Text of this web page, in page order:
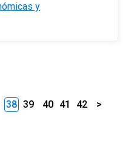
y
38 39 40 41 42 >